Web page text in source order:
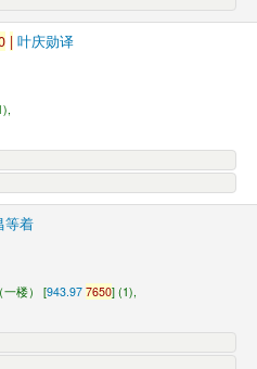
| 叶庆勋译
等着
一楼） [943.977650] (1),